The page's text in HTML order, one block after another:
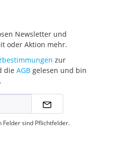
Newsletter und
oder Aktion mehr.
zur
die AGB gelesen und bin
sind Pflichtfelder.